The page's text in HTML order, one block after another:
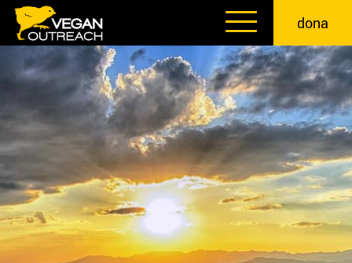
Skip
content
dona